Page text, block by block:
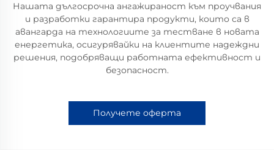
Нашата дългосрочна ангажираност към проучвания
и разработки гарантира продукти, които са в
авангарда на технологиите за тестване в новата
енергетика, осигурявайки на клиентите надеждни
решения, подобряващи работната ефективност и
безопасност.
Получете оферта